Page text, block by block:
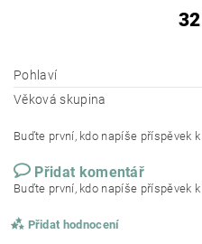
Pohlaví
Věková skupina
Buďte první, kdo napíše příspěvek
Přidat komentář
Buďte první, kdo napíše příspěvek
Přidat hodnocení